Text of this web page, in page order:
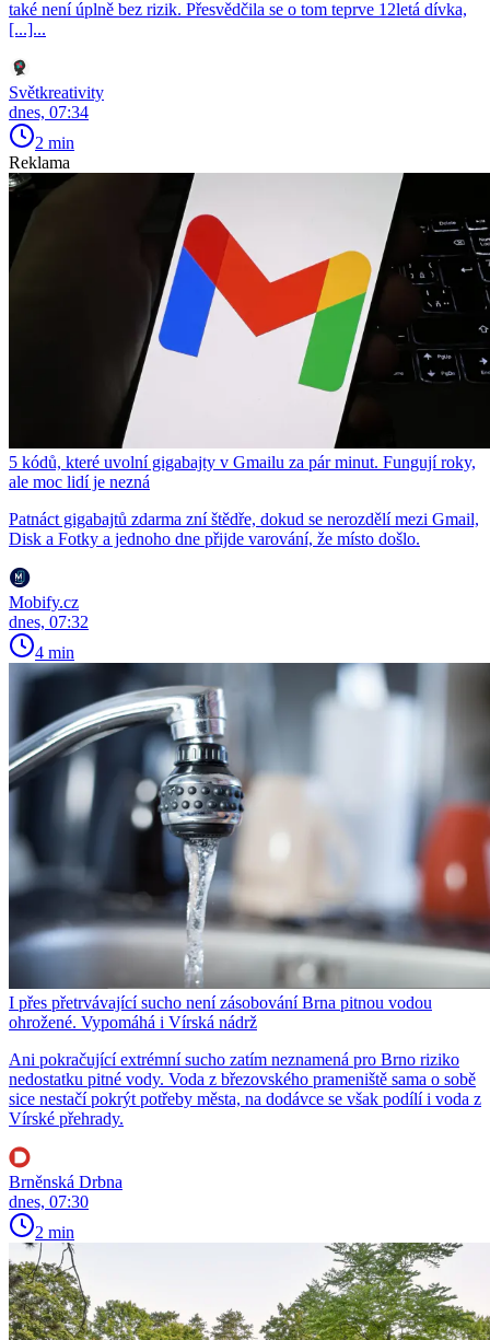
také není úplně bez rizik. Přesvědčila se o tom teprve 12letá dívka,
[...]...
Světkreativity
dnes, 07:34
2 min
Reklama
5 kódů, které uvolní gigabajty v Gmailu za pár minut. Fungují roky,
ale moc lidí je nezná
Patnáct gigabajtů zdarma zní štědře, dokud se nerozdělí mezi Gmail,
Disk a Fotky a jednoho dne přijde varování, že místo došlo.
Mobify.cz
dnes, 07:32
4 min
I přes přetrvávající sucho není zásobování Brna pitnou vodou
ohrožené. Vypomáhá i Vírská nádrž
Ani pokračující extrémní sucho zatím neznamená pro Brno riziko
nedostatku pitné vody. Voda z březovského prameniště sama o sobě
sice nestačí pokrýt potřeby města, na dodávce se však podílí i voda z
Vírské přehrady.
Brněnská Drbna
dnes, 07:30
2 min